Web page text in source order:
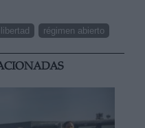
régimen abierto